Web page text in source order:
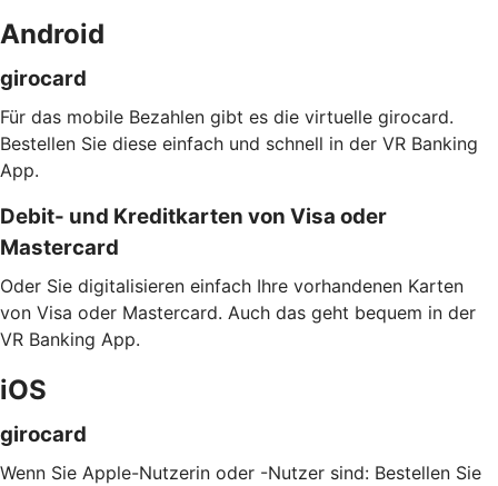
Android
girocard
Für das mobile Bezahlen gibt es die virtuelle girocard.
Bestellen Sie diese einfach und schnell in der VR Banking
App.
Debit- und Kreditkarten von Visa oder
Mastercard
Oder Sie digitalisieren einfach Ihre vorhandenen Karten
von Visa oder Mastercard. Auch das geht bequem in der
VR Banking App.
iOS
girocard
Wenn Sie Apple-Nutzerin oder -Nutzer sind: Bestellen Sie